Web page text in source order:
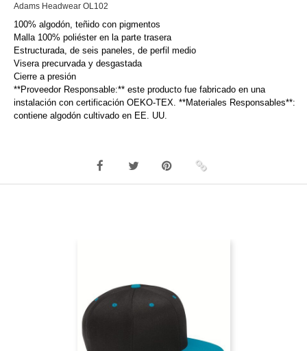
Adams Headwear OL102
100% algodón, teñido con pigmentos
Malla 100% poliéster en la parte trasera
Estructurada, de seis paneles, de perfil medio
Visera precurvada y desgastada
Cierre a presión
**Proveedor Responsable:** este producto fue fabricado en una
instalación con certificación OEKO-TEX. **Materiales Responsables**:
contiene algodón cultivado en EE. UU.